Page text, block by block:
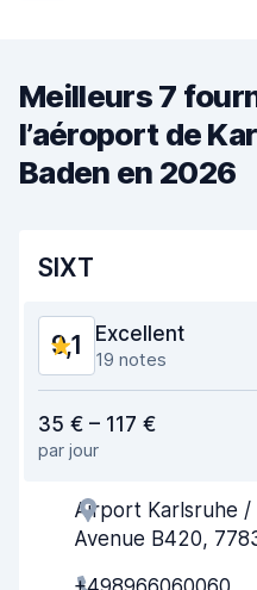
Meilleurs 7
l’aéroport de
Baden en 2026
SIXT
9,1 Excellent
19 notes
Recherche facile
Agent serviable
35 € – 117 €
par jour
Airport Karlsruhe /
Avenue B420,